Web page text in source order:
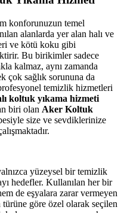
konforunuzun temel
alanlarda yer alan halı ve
ve kötü koku gibi
Bu birikimler sadece
kalmaz, aynı zamanda
çok sağlık sorununa da
temizlik hizmetleri
koltuk yıkama hizmeti
biri olan Aker Koltuk
size ve sevdiklerinize
yüzeysel bir temizlik
hedefler. Kullanılan her bir
de eşyalara zarar vermeyen
göre özel olarak seçilen